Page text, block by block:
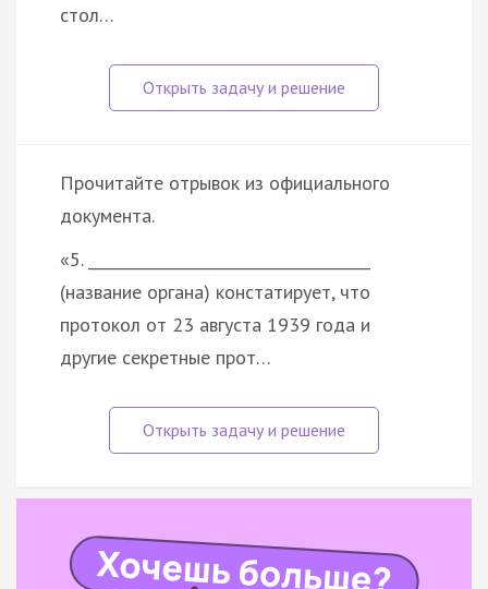
стол…
Прочитайте отрывок из официального
документа.
«5. _____________________________________
(название органа) констатирует, что
протокол от 23 августа 1939 года и
другие секретные прот…